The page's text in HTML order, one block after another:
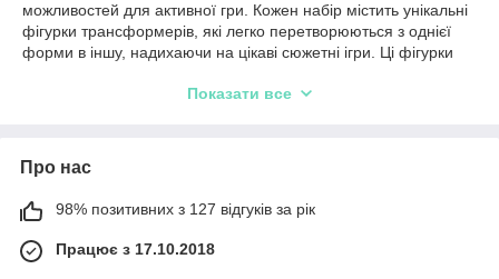
можливостей для активної гри. Кожен набір містить унікальні
фігурки трансформерів, які легко перетворюються з однієї
форми в іншу, надихаючи на цікаві сюжетні ігри. Ці фігурки
повністю зануритися в світ улюблених героїв і сцен.
змінювати форми фігурок;
Яскравий та стильний дизайн;
Показати все
Про нас
98% позитивних з 127 відгуків за рік
Працює з 17.10.2018